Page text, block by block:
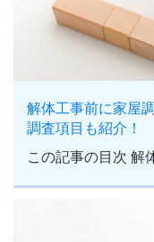
解体工事前に家屋
調査項目も紹介！
この記事の目次 解